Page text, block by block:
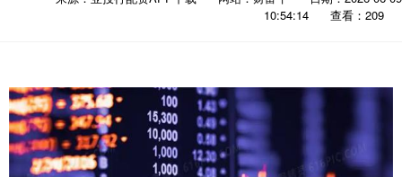
10:54:14
查看：209